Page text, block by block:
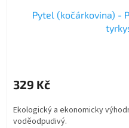
Pytel (kočárkovina) -
329 Kč
Ekologický a ekonomicky
voděodpudivý.